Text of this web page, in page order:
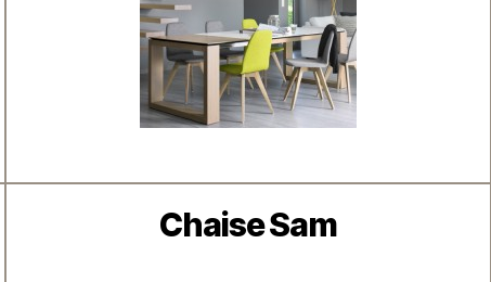
Catégories
Chaise Sam